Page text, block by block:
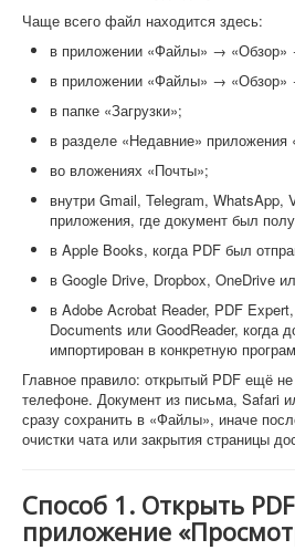
Чаще всего файл находится здесь:
в приложении «Файлы» → «Обзор»
в приложении «Файлы» → «Обзор»
в папке «Загрузки»;
в разделе «Недавние»
во вложениях «Почты»;
внутри Gmail, Telegram, WhatsApp,
приложения, где документ был
в Apple Books, когда PDF был
в Google Drive, Dropbox, OneDrive
в Adobe Acrobat Reader, PDF
Documents или GoodReader, когда
импортирован в конкретную
Главное правило: открытый PDF ещё
телефоне. Документ из письма, Safari
сразу сохранить в «Файлы», иначе
очистки чата или закрытия страницы
Способ 1. Открыть
приложение